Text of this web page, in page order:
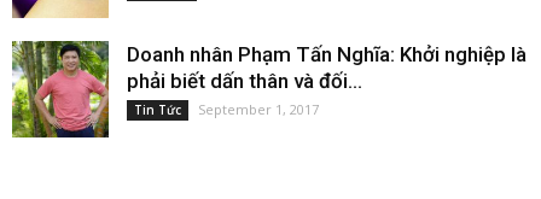
Doanh nhân Phạm Tấn Nghĩa: Khởi nghiệp là
phải biết dấn thân và đối...
Tin Tức September 1, 2017